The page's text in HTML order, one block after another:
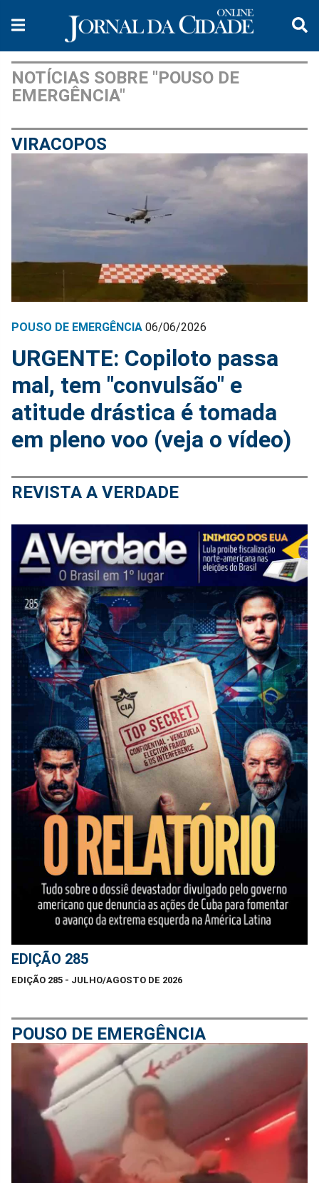
NOTÍCIAS SOBRE "POUSO DE
EMERGÊNCIA"
VIRACOPOS
POUSO DE EMERGÊNCIA 06/06/2026
URGENTE: Copiloto passa
mal, tem "convulsão" e
atitude drástica é tomada
em pleno voo (veja o vídeo)
REVISTA A VERDADE
EDIÇÃO 285
EDIÇÃO 285 - JULHO/AGOSTO DE 2026
POUSO DE EMERGÊNCIA